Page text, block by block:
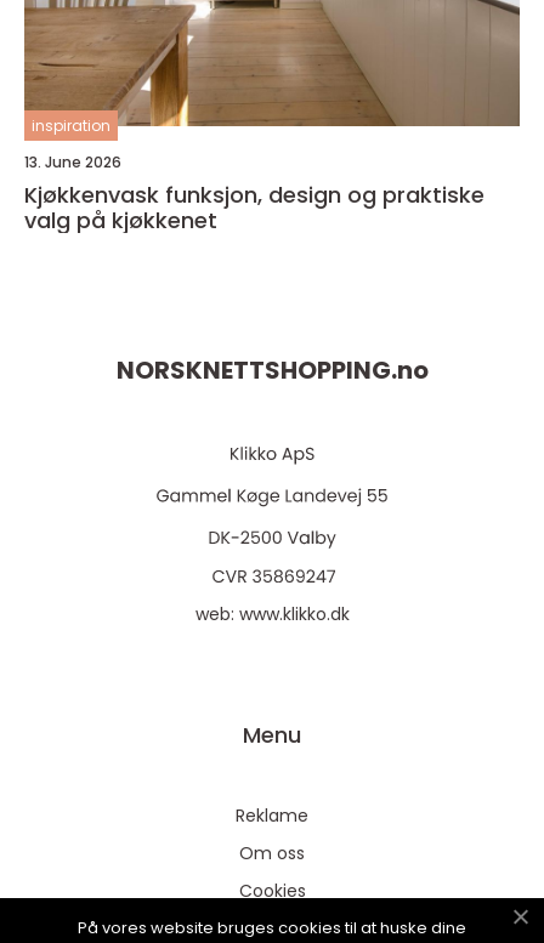
inspiration
13. June 2026
Kjøkkenvask funksjon, design og praktiske
valg på kjøkkenet
NORSKNETTSHOPPING.no
web: www.klikko.dk
Menu
Reklame
Om oss
Cookies
Kontakt Oss
På vores website bruges cookies til at huske dine